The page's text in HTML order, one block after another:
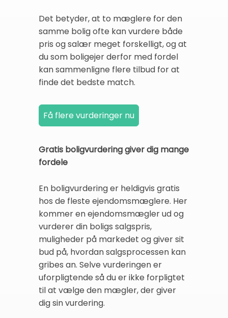
Det betyder, at to mæglere for den
samme bolig ofte kan vurdere både
pris og salær meget forskelligt, og at
du som boligejer derfor med fordel
kan sammenligne flere tilbud for at
finde det bedste match.
Gratis boligvurdering giver dig mange
fordele
En boligvurdering er heldigvis gratis
hos de fleste ejendomsmæglere. Her
kommer en ejendomsmægler ud og
vurderer din boligs salgspris,
muligheder på markedet og giver sit
bud på, hvordan salgsprocessen kan
gribes an. Selve vurderingen er
uforpligtende så du er ikke forpligtet
til at vælge den mægler, der giver
dig sin vurdering.